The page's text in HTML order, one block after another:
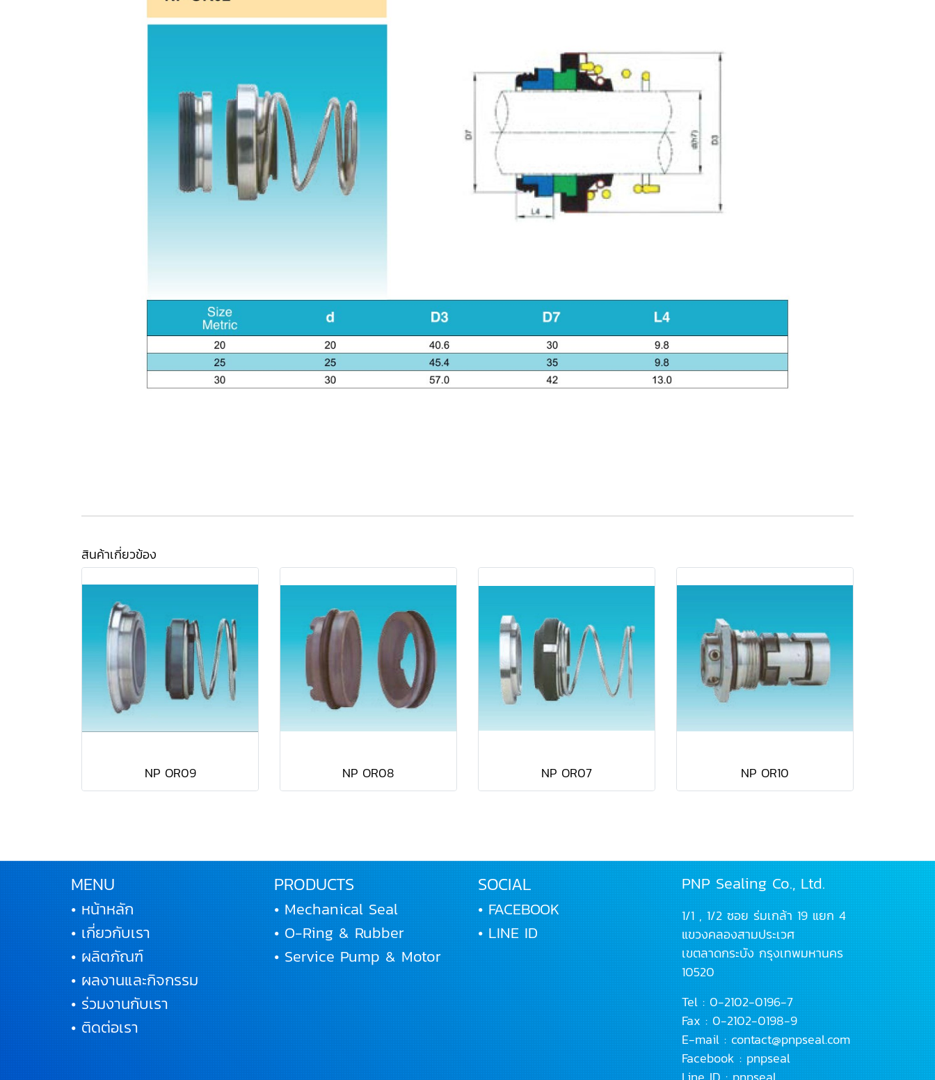
สินค้าเกี่ยวข้อง
NP OR09 NP OR08 NP OR07 NP OR10
MENU
• หน้าหลัก
• เกี่ยวกับเรา
• ผลิตภัณฑ์
• ผลงานและกิจกรรม
• ร่วมงานกับเรา
• ติดต่อเรา
PRODUCTS
• Mechanical Seal
• O-Ring & Rubber
• Service Pump & Motor
SOCIAL
• FACEBOOK
• LINE ID
PNP Sealing Co., Ltd.
1/1 , 1/2 ซอย ร่มเกล้า 19 แยก 4
แขวงคลองสามประเวศ
เขตลาดกระบัง กรุงเทพมหานคร
10520
Tel : 0-2102-0196-7
Fax : 0-2102-0198-9
E-mail : contact@pnpseal.com
Facebook : pnpseal